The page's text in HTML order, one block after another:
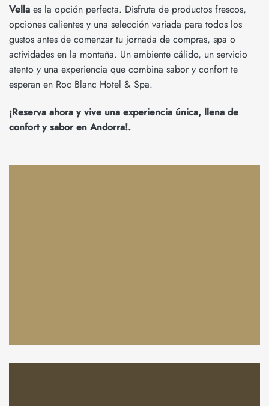
Vella es la opción perfecta. Disfruta de productos frescos,
opciones calientes y una selección variada para todos los
gustos antes de comenzar tu jornada de compras, spa o
actividades en la montaña. Un ambiente cálido, un servicio
atento y una experiencia que combina sabor y confort te
esperan en Roc Blanc Hotel & Spa.
¡Reserva ahora y vive una experiencia única, llena de
confort y sabor en Andorra!.